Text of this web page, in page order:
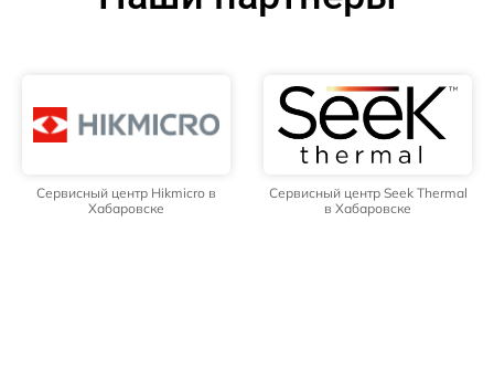
Сервисный центр Hikmicro в
Хабаровске
Сервисный центр Seek Thermal
в Хабаровске